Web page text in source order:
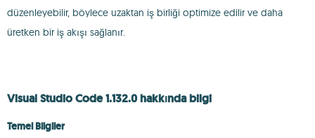
düzenleyebilir, böylece uzaktan iş birliği optimize edilir ve daha
üretken bir iş akışı sağlanır.
Visual Studio Code 1.132.0 hakkında bilgi
Temel Bilgiler